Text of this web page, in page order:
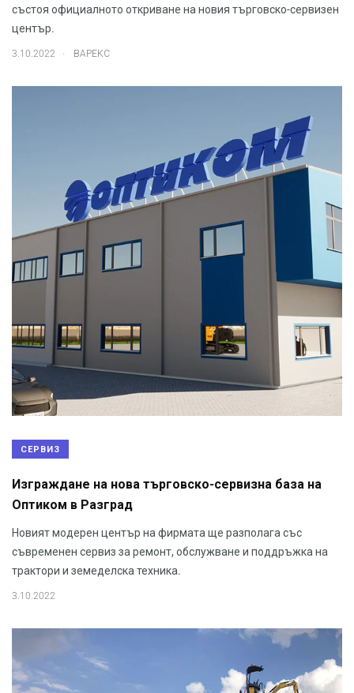
състоя официалното откриване на новия търговско-сервизен
център.
3.10.2022 . ВАРЕКС
СЕРВИЗ
Изграждане на нова търговско-сервизна база на
Оптиком в Разград
Новият модерен център на фирмата ще разполага със
съвременен сервиз за ремонт, обслужване и поддръжка на
трактори и земеделска техника.
3.10.2022